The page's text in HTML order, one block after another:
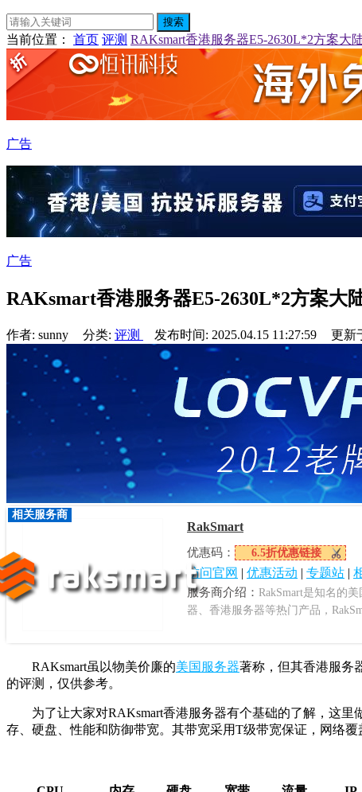
搜索
当前位置 ： 首页 评测 RAKsmart香港服务器E5-2630L*2方案大
广告
广告
RAKsmart香港服务器E5-2630L*2方案大
作者: sunny 分类: 评测 发布时间: 2025.04.15 11:27:59 更新
相关服务商
RakSmart
优惠码： 6.5折优惠链接
访问官网 | 优惠活动 | 专题站 |
服务商介绍： RakSmart是知名的
器、香港服务器等热门产品，
RAKsmart虽以物美价廉的美国服务器著称，但其香港服务
的评测，仅供参考。
为了让大家对RAKsmart香港服务器有个基础的了解，这
存、硬盘、性能和防御带宽。其带宽采用T级带宽保证，网络